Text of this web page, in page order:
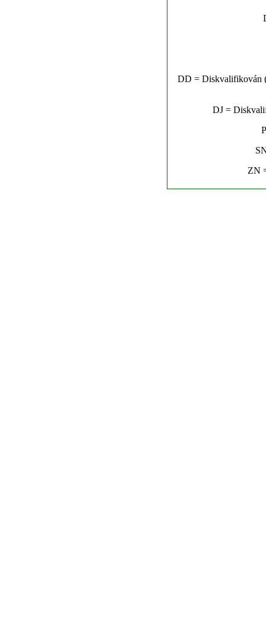
DD = Diskvalifikován
DJ =
ZN